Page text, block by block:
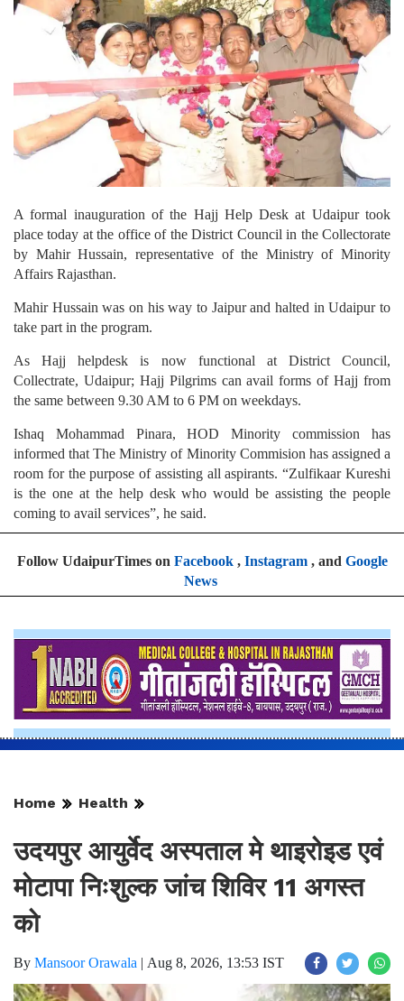
A formal inauguration of the Hajj Help Desk at Udaipur took
place today at the office of the District Council in the Collectorate
by Mahir Hussain, representative of the Ministry of Minority
Affairs Rajasthan.
Mahir Hussain was on his way to Jaipur and halted in Udaipur to
take part in the program.
As Hajj helpdesk is now functional at District Council,
Collectrate, Udaipur; Hajj Pilgrims can avail forms of Hajj from
the same between 9.30 AM to 6 PM on weekdays.
Ishaq Mohammad Pinara, HOD Minority commission has
informed that The Ministry of Minority Commision has assigned a
room for the purpose of assisting all aspirants. “Zulfikaar Kureshi
is the one at the help desk who would be assisting the people
coming to avail services”, he said.
Follow UdaipurTimes on Facebook, Instagram, and Google
News
Home Health
उदयपुर आयुर्वेद अस्पताल मे थाइरोइड एवं
मोटापा निःशुल्क जांच शिविर 11 अगस्त
को
By Mansoor Orawala | Aug 8, 2026, 13:53 IST